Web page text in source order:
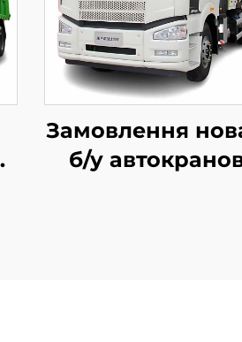
Замовлення
б/у